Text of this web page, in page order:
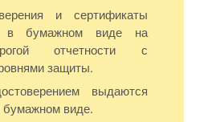
и сертификаты
в бумажном виде на
отчетности с
защиты.
выдаются
бумажном виде.